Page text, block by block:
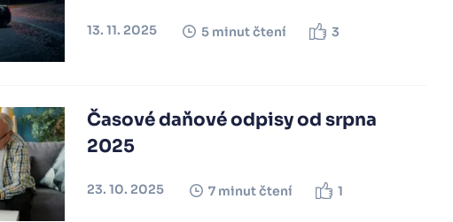
13. 11. 2025 5 minut čtení 3
Časové daňové odpisy od srpna
2025
23. 10. 2025 7 minut čtení 1